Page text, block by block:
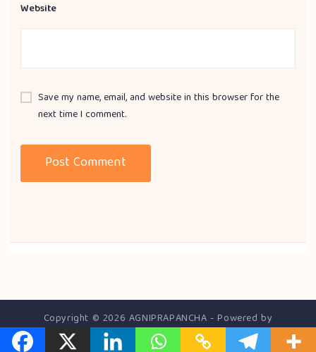
Website
Save my name, email, and website in this browser for the
next time I comment.
Copyright © 2026 AGNIPRAPANCHA - Powered by
RajasDigital